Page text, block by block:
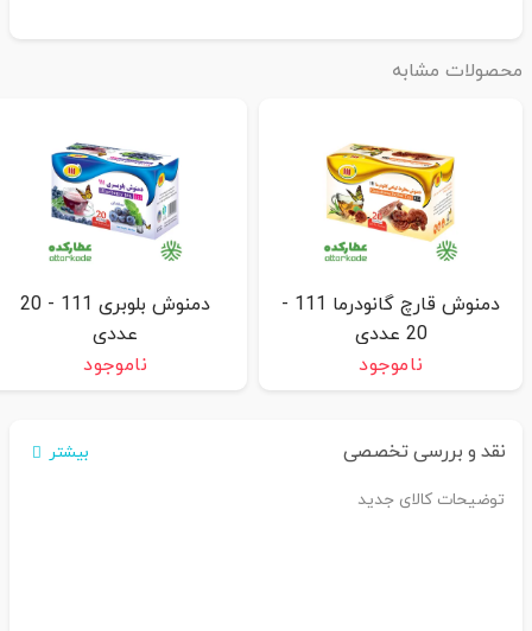
مشابه
دمنوش قارچ گانودرما 111 -
20 عددی
ناموجود
دمنوش بلوبری 111 - 20
عددی
ناموجود
نقد و بررسی تخصصی بیشتر
توضیحات کالای جدید